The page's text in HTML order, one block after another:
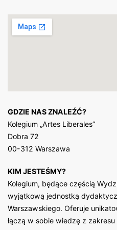
GDZIE NAS ZNALEŹĆ?
Kolegium „Artes Liberales”
Dobra 72
00-312 Warszawa
KIM JESTEŚMY?
Kolegium, będące częścią
wyjątkową jednostką
Warszawskiego. Oferuje
łączą w sobie wiedzę z